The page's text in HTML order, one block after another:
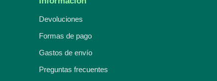
Devoluciones
Formas de pago
Gastos de envío
Preguntas frecuentes